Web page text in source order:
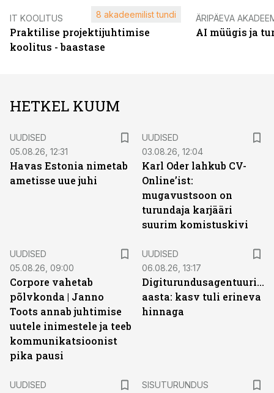
IT KOOLITUS
Praktilise projektijuhtimise
koolitus - baastase
8 akadeemilist tundi ÄRIPÄEVA
AI müügis ja
HETKEL KUUM
UUDISED
05.08.26, 12:31
Havas Estonia nimetab
ametisse uue juhi
UUDISED
03.08.26, 12:04
Karl Oder lahkub CV-
Online’ist:
mugavustsoon on
turundaja karjääri
suurim komistuskivi
UUDISED
05.08.26, 09:00
Corpore vahetab
põlvkonda | Janno
Toots annab juhtimise
uutele inimestele ja teeb
kommunikatsioonist
pika pausi
UUDISED
06.08.26, 13:17
Digiturundusagentuuride
aasta: kasv tuli erineva
hinnaga
UUDISED
SISUTURUNDUS